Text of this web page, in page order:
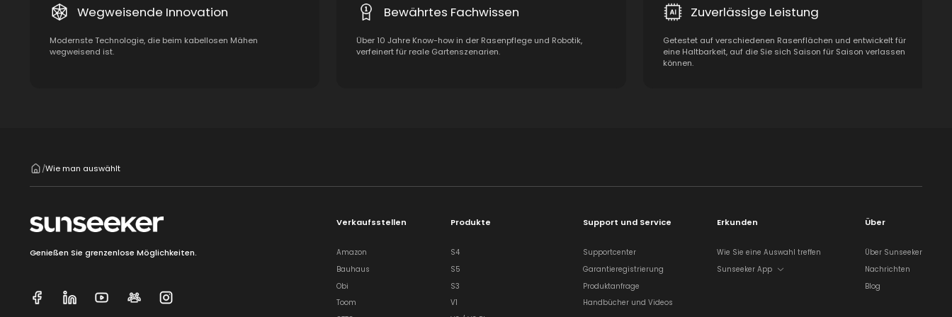
Wegweisende Innovation
Modernste Technologie, die beim kabellosen Mähen
wegweisend ist.
Bewährtes Fachwissen
Über 10 Jahre Know-how in der Rasenpflege und Robotik,
verfeinert für reale Gartenszenarien.
Zuverlässige Leistung
Getestet auf verschiedenen Rasenflächen und entwickelt für
eine Haltbarkeit, auf die Sie sich Saison für Saison verlassen
können.
/Wie man auswählt
Genießen Sie grenzenlose Möglichkeiten.
Verkaufsstellen
Amazon
Bauhaus
Obi
Toom
Produkte
S4
S5
S3
V1
Support und Service
Supportcenter
Garantieregistrierung
Produktanfrage
Handbücher und Videos
Erkunden
Wie Sie eine Auswahl treffen
Sunseeker App
Über
Über Sunseeker
Nachrichten
Blog